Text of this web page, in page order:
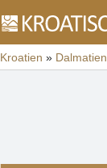
Kroatien » Dalmatien